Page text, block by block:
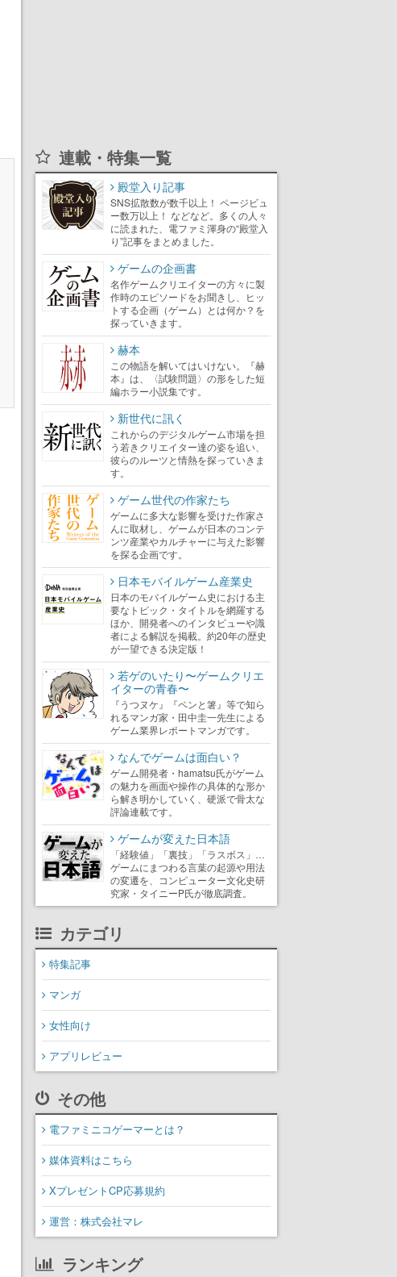
連載・特集一覧
殿堂入り記事
SNS拡散数が数千以上！ ページビュ
ー数万以上！ などなど。多くの人々
に読まれた、電ファミ渾身の“殿堂入
り”記事をまとめました。
ゲームの企画書
名作ゲームクリエイターの方々に製
作時のエピソードをお聞きし、ヒッ
トする企画（ゲーム）とは何か？を
探っていきます。
赫本
この物語を解いてはいけない。『赫
本』は、〈試験問題〉の形をした短
編ホラー小説集です。
新世代に訊く
これからのデジタルゲーム市場を担
う若きクリエイター達の姿を追い、
彼らのルーツと情熱を探っていきま
す。
ゲーム世代の作家たち
ゲームに多大な影響を受けた作家さ
んに取材し、ゲームが日本のコンテ
ンツ産業やカルチャーに与えた影響
を探る企画です。
日本モバイルゲーム産業史
日本のモバイルゲーム史における主
要なトピック・タイトルを網羅する
ほか、開発者へのインタビューや識
者による解説を掲載。約20年の歴史
が一望できる決定版！
若ゲのいたり〜ゲームクリエ
イターの青春〜
『うつヌケ』『ペンと箸』等で知ら
れるマンガ家・田中圭一先生による
ゲーム業界レポートマンガです。
なんでゲームは面白い？
ゲーム開発者・hamatsu氏がゲーム
の魅力を画面や操作の具体的な形か
ら解き明かしていく、硬派で骨太な
評論連載です。
ゲームが変えた日本語
「経験値」「裏技」「ラスボス」…
ゲームにまつわる言葉の起源や用法
の変遷を、コンピューター文化史研
究家・タイニーP氏が徹底調査。
カテゴリ
特集記事
マンガ
女性向け
アプリレビュー
その他
電ファミニコゲーマーとは？
媒体資料はこちら
XプレゼントCP応募規約
運営：株式会社マレ
ランキング